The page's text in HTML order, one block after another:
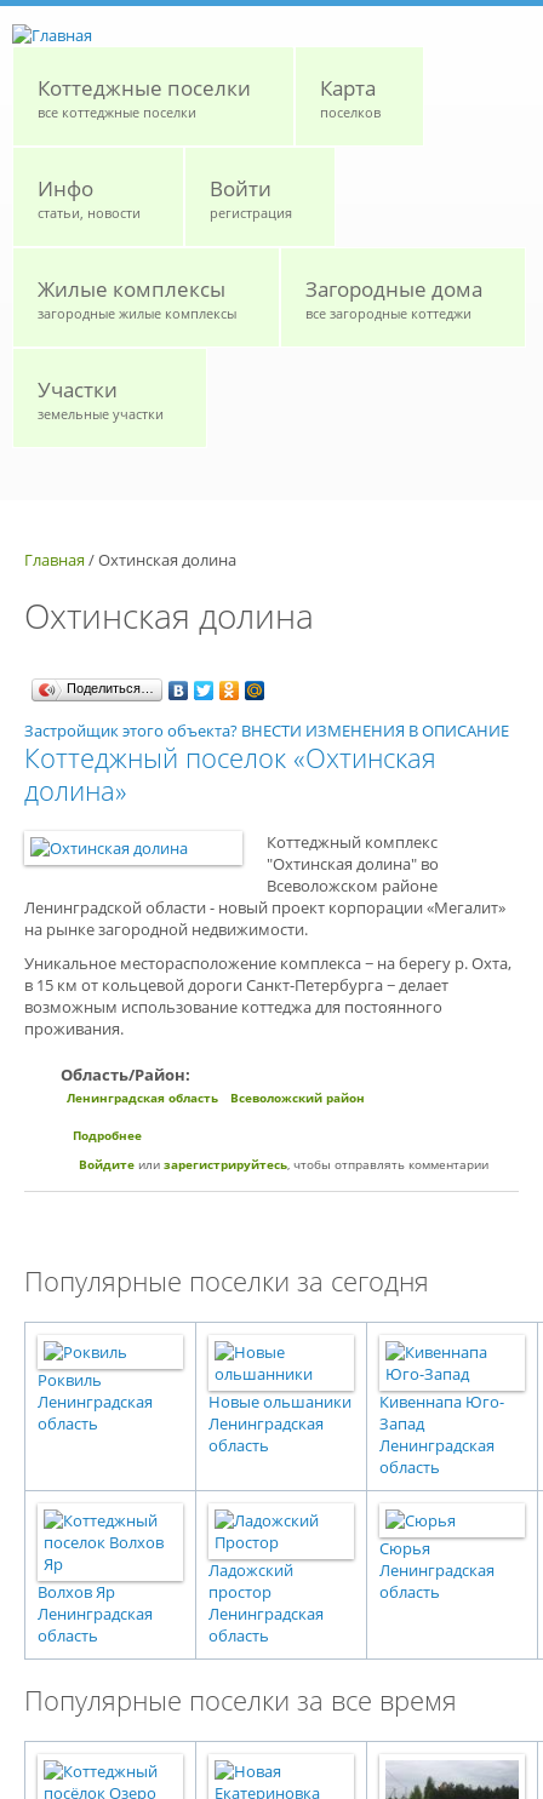
Коттеджные поселки
все коттеджные поселки
Карта
поселков
Инфо
статьи, новости
Войти
регистрация
Жилые комплексы
загородные жилые комплексы
Загородные дома
все загородные коттеджи
Участки
земельные участки
Главная /Охтинская долина
Охтинская долина
Поделиться…
Застройщик этого объекта? ВНЕСТИ ИЗМЕНЕНИЯ В ОПИСАНИЕ
Коттеджный поселок «Охтинская
долина»
Коттеджный комплекс
"Охтинская долина" во
Всеволожском районе
Ленинградской области - новый проект корпорации «Мегалит»
на рынке загородной недвижимости.
Уникальное месторасположение комплекса − на берегу р. Охта,
в 15 км от кольцевой дороги Санкт-Петербурга − делает
возможным использование коттеджа для постоянного
проживания.
Область/Район:
Ленинградская область Всеволожский район
Подробнее
Войдите или зарегистрируйтесь, чтобы отправлять комментарии
Популярные поселки за сегодня
Роквиль
Ленинградская
область
Новые ольшаники
Ленинградская
область
Кивеннапа Юго-
Запад
Ленинградская
область
Волхов Яр
Ленинградская
область
Ладожский
простор
Ленинградская
область
Сюрья
Ленинградская
область
Популярные поселки за все время